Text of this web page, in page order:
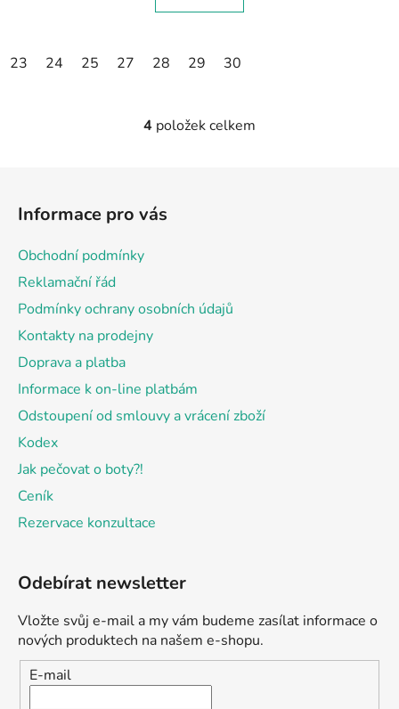
23 24 25 27 28 29 30
O
r
ý
p
4 položek celkem
Informace pro vás
Obchodní podmínky
Reklamační řád
Podmínky ochrany osobních údajů
Kontakty na prodejny
Doprava a platba
Informace k on-line platbám
Odstoupení od smlouvy a vrácení zboží
Kodex
Jak pečovat o boty?!
Ceník
Rezervace konzultace
Odebírat newsletter
Vložte svůj e-mail a my vám budeme zasílat informace o
nových produktech na našem e-shopu.
E-mail